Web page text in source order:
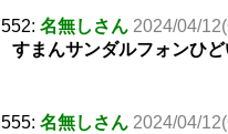
552: 名無しさん 2024/04/
すまんサンダルフォンひ
555: 名無しさん 2024/04/